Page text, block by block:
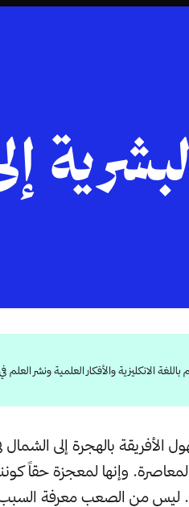
الانكليزية والأفكار العلمية ونشر العلم في
في السهول الأفريقة بالهجرة إلى الشمال
وإنها لمعجزة حقاً
ليس من الصعب معرفة